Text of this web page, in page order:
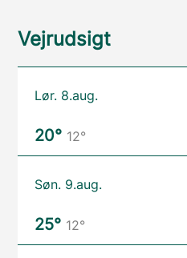
Vejrudsigt
Lør. 8.aug.
20° 12°
Søn. 9.aug.
25° 12°